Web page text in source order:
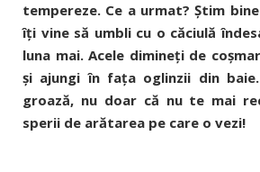
tempereze. Ce a urmat? Ştim
îţi vine să umbli cu o căciulă
luna mai. Acele dimineţi de
şi ajungi în faţa oglinzii din
groază, nu doar că nu te mai
sperii de arătarea pe care o vezi!